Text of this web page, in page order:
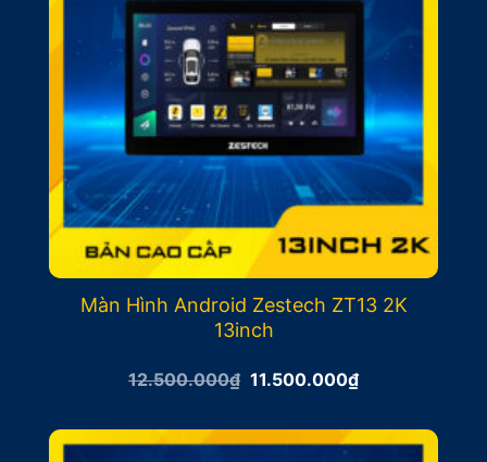
Màn Hình Android Zestech ZT13 2K
13inch
12.500.000₫ Giá
12.500.000₫.
11.500.000₫Giá
hiện
là:
11.500.000₫.